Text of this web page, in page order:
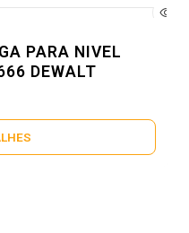
PARA NIVEL
DEWALT